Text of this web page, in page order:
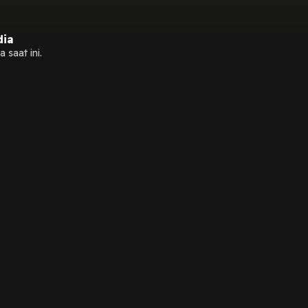
saat ini.